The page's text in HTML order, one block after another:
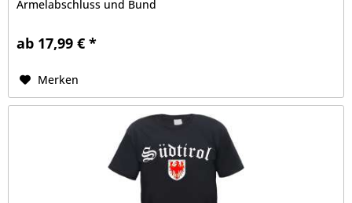
Ärmelabschluss und Bund
ab 17,99 € *
Merken